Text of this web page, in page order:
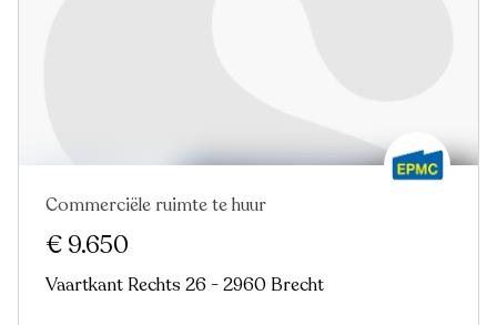
Commerciële ruimte te huur
€ 9.650
Vaartkant Rechts 26 - 2960 Brecht